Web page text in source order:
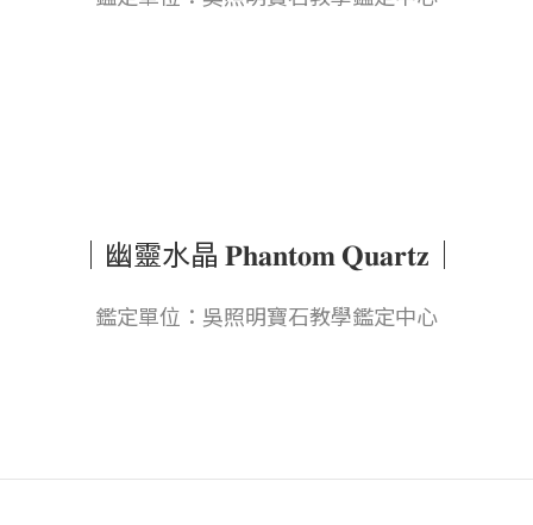
｜幽靈水晶 𝐏𝐡𝐚𝐧𝐭𝐨𝐦 𝐐𝐮𝐚𝐫𝐭𝐳｜
鑑定單位：吳照明寶石教學鑑定中心